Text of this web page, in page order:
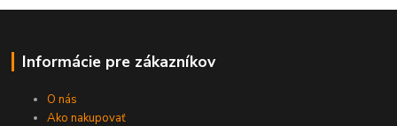
Informácie pre zákazníkov
O nás
Ako nakupovať